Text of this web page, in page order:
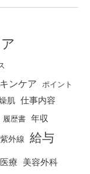
ンケア ポイント
肌 仕事内容
履歴書 年収
紫外線 給与
療 美容外科